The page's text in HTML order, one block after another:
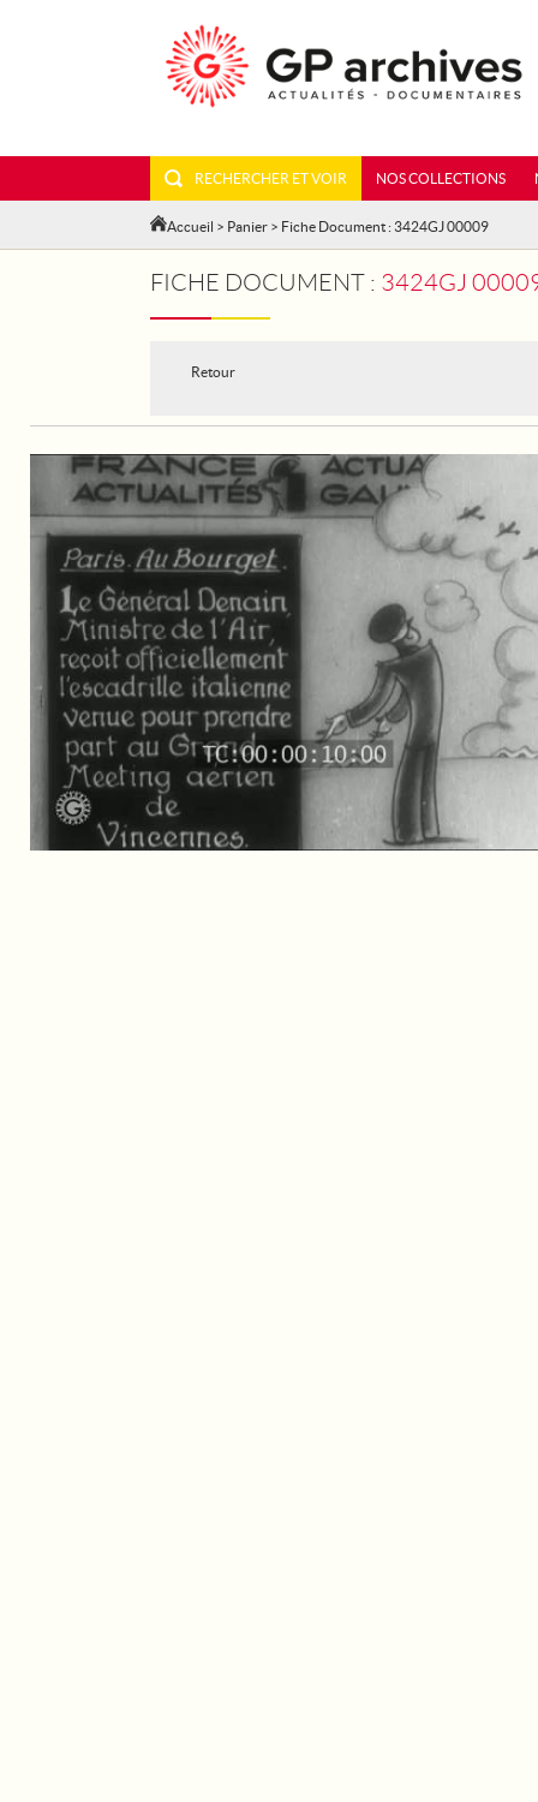
RECHERCHER ET VOIR NOS COLLECTIONS
Accueil > Panier > Fiche Document : 3424GJ 00009
FICHE DOCUMENT : 3424GJ 00009 - PARIS. AEROPORT
Retour